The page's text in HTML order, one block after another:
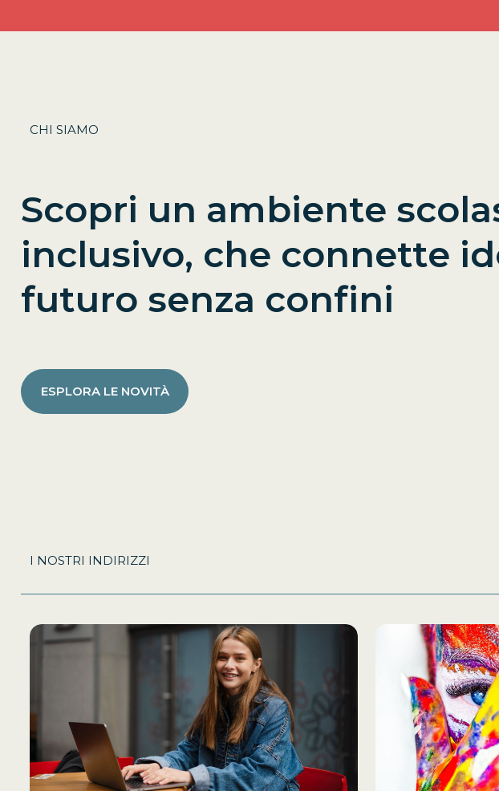
CHI SIAMO
Scopri un ambiente
inclusivo, che connette
futuro senza confini
ESPLORA LE NOVITÀ
I NOSTRI INDIRIZZI